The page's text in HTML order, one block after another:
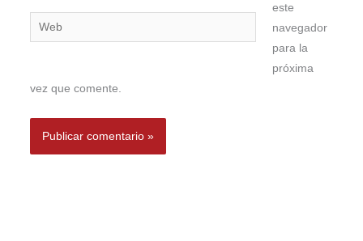
Web
este
navegador
para la
próxima
vez que comente.